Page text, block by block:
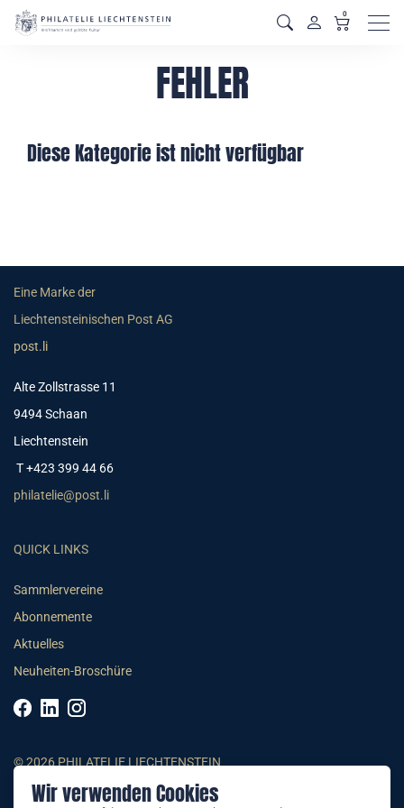
Wir verwenden Cookies
0
FEHLER
Diese Kategorie ist nicht verfügbar
Eine Marke der
Liechtensteinischen Post AG
post.li
Alte Zollstrasse 11
9494 Schaan
Liechtenstein
T +423 399 44 66
philatelie@post.li
QUICK LINKS
Sammlervereine
Abonnemente
Aktuelles
Neuheiten-Broschüre
© 2026 PHILATELIE LIECHTENSTEIN
AGB